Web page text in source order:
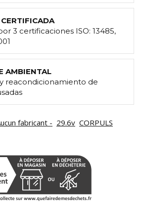
3 certificaciones ISO: 13485,
AMBIENTAL
reacondicionamiento de
fabricant - 29.6v CORPULS